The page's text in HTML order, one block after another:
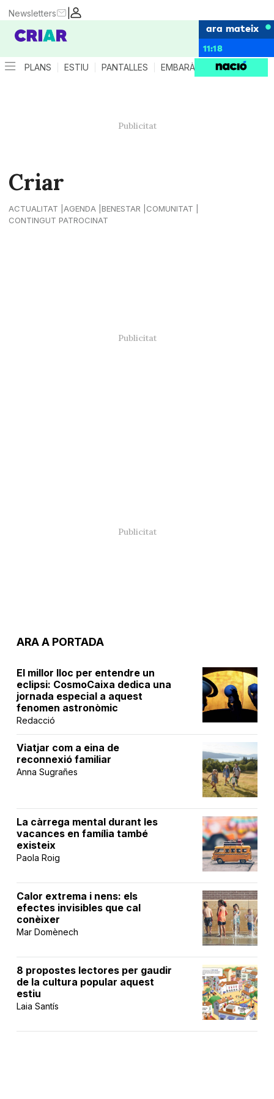
|
Newsletters
ara mateix
11:18
PLANS ESTIU PANTALLES EMBARÀS CRIANÇA
Criar
ACTUALITAT AGENDA BENESTAR
COMUNITAT
CONTINGUT PATROCINAT
ARA A PORTADA
El millor lloc per entendre un
eclipsi: CosmoCaixa dedica una
jornada especial a aquest
fenomen astronòmic
Redacció
Viatjar com a eina de
reconnexió familiar
Anna Sugrañes
La càrrega mental durant les
vacances en família també
existeix
Paola Roig
Calor extrema i nens: els
efectes invisibles que cal
conèixer
Mar Domènech
8 propostes lectores per gaudir
de la cultura popular aquest
estiu
Laia Santís